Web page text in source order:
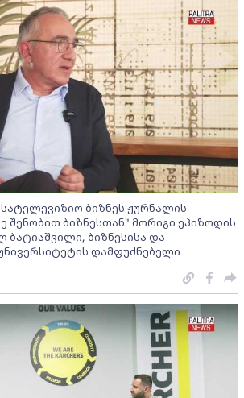
ბიზნეს ჟურნალის
შენობით ბიზნესთან" მორიგი ეპიზოდის
ბატიაშვილი, ბიზნესისა და
დამფუძნებელი